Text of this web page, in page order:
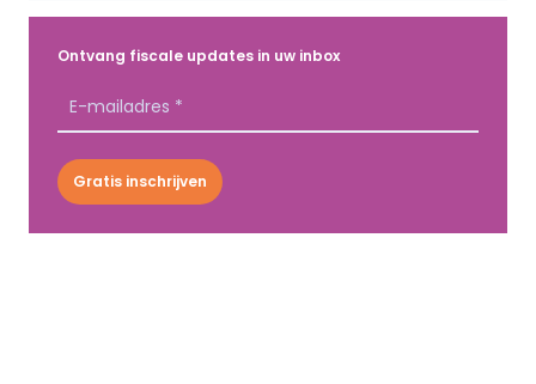
Ontvang fiscale updates in uw inbox
Gratis inschrijven